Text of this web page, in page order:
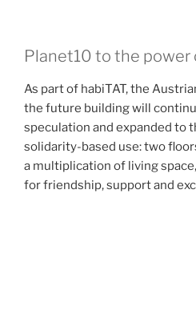
Planet10 to the power
As part of habiTAT, the
the future building will
speculation and expanded to
solidarity-based use: two
a multiplication of living
for friendship, support and